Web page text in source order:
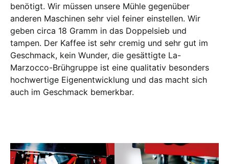
benötigt. Wir müssen unsere Mühle gegenüber
anderen Maschinen sehr viel feiner einstellen. Wir
geben circa 18 Gramm in das Doppelsieb und
tampen. Der Kaffee ist sehr cremig und sehr gut im
Geschmack, kein Wunder, die gesättigte La-
Marzocco-Brühgruppe ist eine qualitativ besonders
hochwertige Eigenentwicklung und das macht sich
auch im Geschmack bemerkbar.